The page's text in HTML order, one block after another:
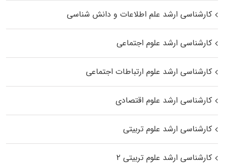
کارشناسی ارشد علم اطلاعات و دانش شناسی
کارشناسی ارشد علوم اجتماعی
کارشناسی ارشد علوم ارتباطات اجتماعی
کارشناسی ارشد علوم اقتصادی
کارشناسی ارشد علوم تربیتی
کارشناسی ارشد علوم تربیتی ۲